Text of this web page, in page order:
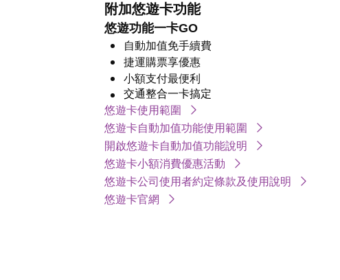
附加悠遊卡功能
悠遊功能一卡GO
自動加值免手續費
捷運購票享優惠
小額支付最便利
交通整合一卡搞定
悠遊卡使用範圍
悠遊卡自動加值功能使用範圍
開啟悠遊卡自動加值功能說明
悠遊卡小額消費優惠活動
悠遊卡公司使用者約定條款及使用說明
悠遊卡官網